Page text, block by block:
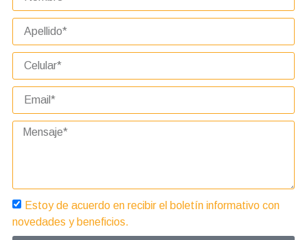
Estoy de acuerdo en recibir el boletín informativo con
novedades y beneficios.